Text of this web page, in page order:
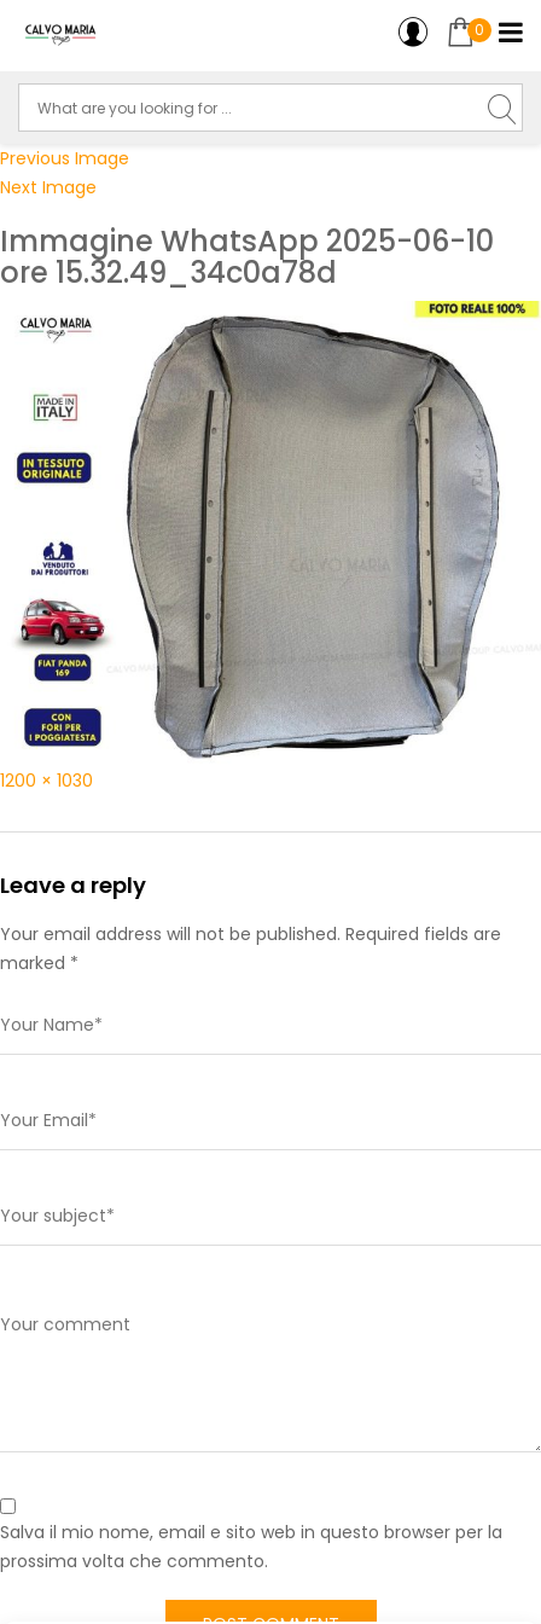
0
Previous Image
Next Image
Immagine WhatsApp 2025-06-10
ore 15.32.49_34c0a78d
1200 × 1030
Leave a reply
Your email address will not be published. Required fields are
marked *
Salva il mio nome, email e sito web in questo browser per la
prossima volta che commento.